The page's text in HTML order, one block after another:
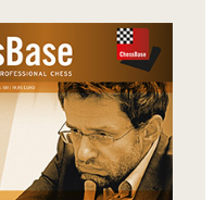
Neuheiten
Autoren
Eröffnungen
Impressum
AGB
Datenschutz
über
uns